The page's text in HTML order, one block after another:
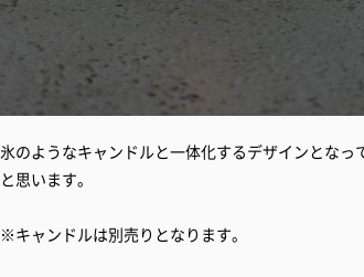
氷のようなキャンドルと一体化するデザインとな
と思います。
※キャンドルは別売りとなります。